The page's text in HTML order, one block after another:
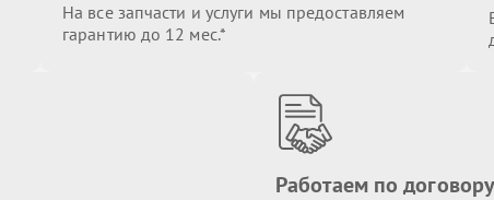
На все запчасти и услуги мы предоставляем
гарантию до 12 мес.*
Работаем по договору